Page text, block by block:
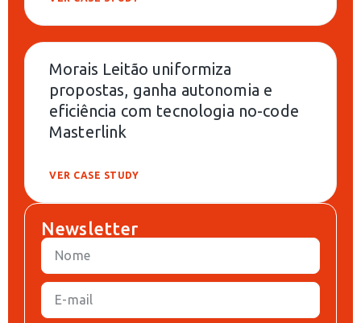
Morais Leitão uniformiza
propostas, ganha autonomia e
eficiência com tecnologia no-code
Masterlink
VER CASE STUDY
Newsletter